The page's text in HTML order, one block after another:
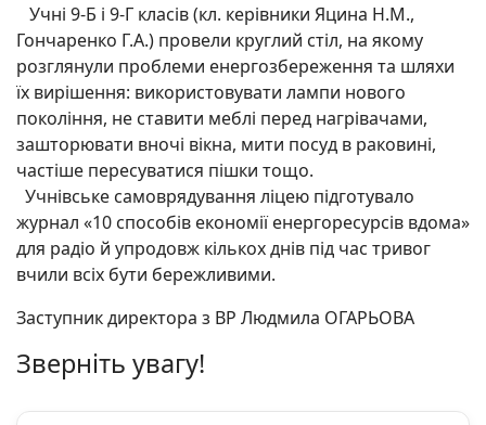
Учні 9-Б і 9-Г класів (кл. керівники Яцина Н.М.,
Гончаренко Г.А.) провели круглий стіл, на якому
розглянули проблеми енергозбереження та шляхи
їх вирішення: використовувати лампи нового
покоління, не ставити меблі перед нагрівачами,
зашторювати вночі вікна, мити посуд в раковині,
частіше пересуватися пішки тощо.
Учнівське самоврядування ліцею підготувало
журнал «10 способів економії енергоресурсів вдома»
для радіо й упродовж кількох днів під час тривог
вчили всіх бути бережливими.
Заступник директора з ВР Людмила ОГАРЬОВА
Зверніть увагу!